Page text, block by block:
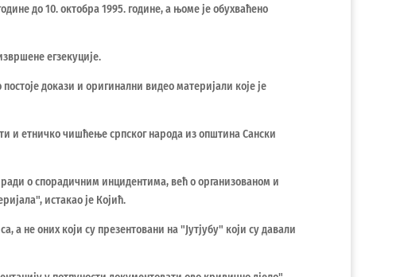
до 10. октобра 1995. године, а њоме је обухваћено
егзекуције.
докази и оригинални видео материјали које је
и етничко чишћење српског народа из општина Сански
о спорадичним инцидентима, већ о организованом и
истакао је Којић.
не оних који су презентовани на "Јутјубу" који су давали